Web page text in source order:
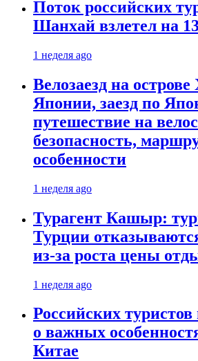
Поток российских
Шанхай взлетел на
1 неделя ago
Велозаезд на
Японии, заезд по
путешествие на
безопасность,
особенности
1 неделя ago
Турагент Кашыр:
Турции
из-за роста цены
1 неделя ago
Российских
о важных
Китае